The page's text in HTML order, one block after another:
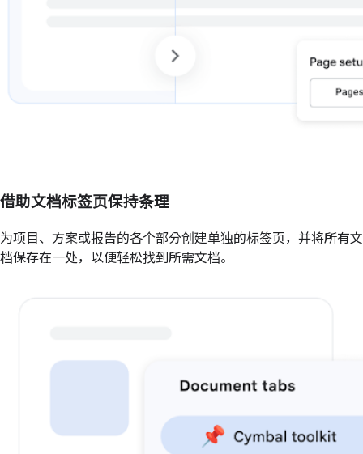
借助文档标签页保持条理
为项目、方案或报告的各个部分创建单独的标签页，并将所有文
档保存在一处，以便轻松找到所需文档。